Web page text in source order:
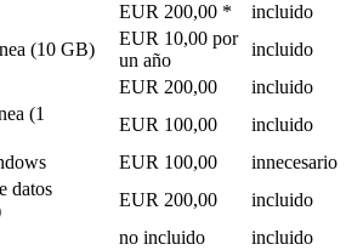
EUR 200,00 *
incluido
(10 GB)
EUR 10,00 por
un año
incluido
EUR 200,00
incluido
(1
EUR 100,00
incluido
EUR 100,00
innecesario
datos
EUR 200,00
incluido
no incluido
incluido